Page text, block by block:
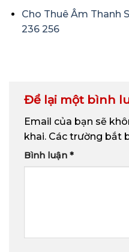
Cho Thuê Âm Thanh
236 256
Để lại một bình
Email của bạn sẽ
khai. Các trường bắt
Bình luận *